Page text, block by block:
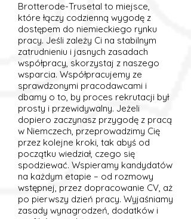
Brotterode-Trusetal to miejsce,
które łączy codzienną wygodę z
dostępem do niemieckiego rynku
pracy. Jeśli zależy Ci na stabilnym
zatrudnieniu i jasnych zasadach
współpracy, skorzystaj z naszego
wsparcia. Współpracujemy ze
sprawdzonymi pracodawcami i
dbamy o to, by proces rekrutacji był
prosty i przewidywalny. Jeżeli
dopiero zaczynasz przygodę z pracą
w Niemczech, przeprowadzimy Cię
przez kolejne kroki, tak abyś od
początku wiedział, czego się
spodziewać. Wspieramy kandydatów
na każdym etapie – od rozmowy
wstępnej, przez dopracowanie CV, aż
po pierwszy dzień pracy. Wyjaśniamy
zasady wynagrodzeń, dodatków i